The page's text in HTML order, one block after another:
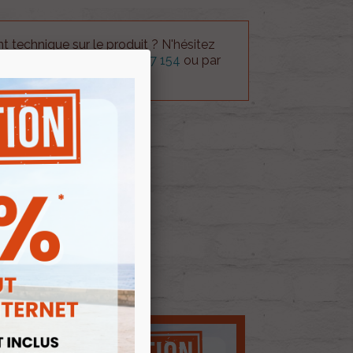
technique sur le produit ? N'hésitez
0254 277 154 ou par
.
AU PANIER
D'ENVIES